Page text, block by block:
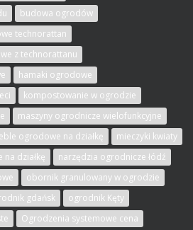
budowa ogrodów
technorattan
z technorattanu
hamaki ogrodowe
kompostowanie w ogrodzie
maszyny ogrodnicze wielofunkcyjne
ogrodowe na działkę
mieczyki kwiaty
działkę
narzędzia ogrodnicze łódź
obornik granulowany w ogrodzie
gdańsk
ogrodnik Kęty
Ogrodzenia systemowe cena